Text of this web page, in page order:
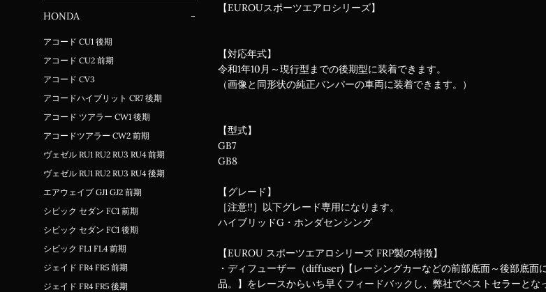
HONDA -
アコード CU1 後期
アコード CU2 前期
アコード CV3
アコードハイブリット CR7 後期
アコード ツアラー CW1 後期
アコードツアラー CW2 前期
ヴェゼル RU1 RU2 RU3 RU4 前期
ヴェゼル RU1 RU2 RU3 RU4 後期
エアウェイブ GJ1 GJ2 前期
シビック セダン FC1 前期
シビック セダン FC1 後期
シビック FL1 FL4 前期
ジェイド FR4 FR5 前期
ジェイド FR4 FR5 後期
【EUROUスポーツエアロシリーズ】
【対応年式】
令和1年10月～現行型までの後期型に装着できます。
（画像と同形状の純正バンパーの車両に装着できます。）
【型式】
GB7
GB8
【グレード】
［注意!!］以下グレード専用になります。
ハイブリッドG・ホンダセンシング
【EUROU スポーツエアロシリーズ FRP製の特徴】
・ディフューザー（diffuser)【レーシングカーなどの前部底面～後部底
品。】をレースからいち早くフィードバックし、弊社でベストセラーと